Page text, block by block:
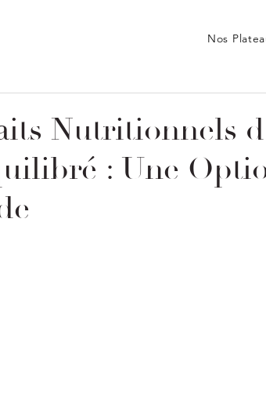
Nos
Nutritionnels
: Une